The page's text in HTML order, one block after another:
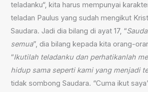
teladanku“, kita harus mempunyai
teladan Paulus yang sudah mengikut
Saudara. Jadi dia bilang di ayat 17, “
semua”, dia bilang kepada kita orang-
“Ikutilah teladanku dan perhatikanlah
hidup sama seperti kami yang menjadi
tidak sombong Saudara. “Cuma ikut